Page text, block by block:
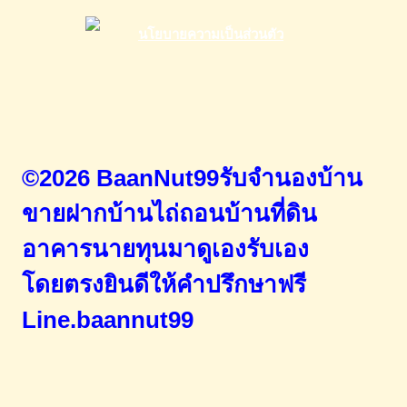
©2026 BaanNut99รับจำนองบ้าน
ขายฝากบ้านไถ่ถอนบ้านที่ดิน
อาคารนายทุนมาดูเองรับเอง
โดยตรงยินดีให้คำปรึกษาฟรี
Line.baannut99